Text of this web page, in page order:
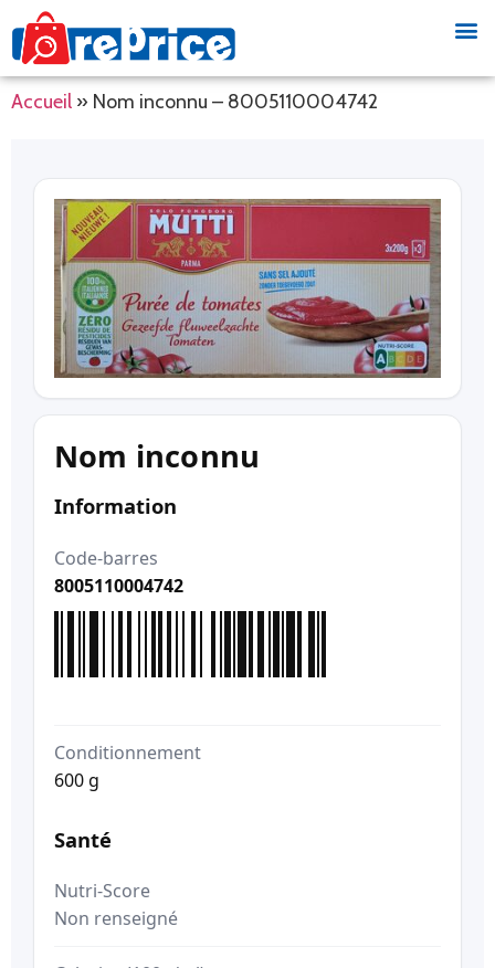
Accueil » Nom inconnu – 8005110004742
Nom inconnu
Information
Code-barres
8005110004742
Conditionnement
600 g
Santé
Nutri-Score
Non renseigné